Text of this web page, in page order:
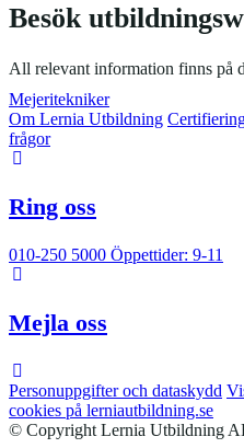
Besök
All relevant information finns på
Mejeritekniker
Om Lernia Utbildning
frågor
Ring oss
010-250 5000 Öppettider: 9-11
Mejla oss
Personuppgifter och dataskydd
cookies på lerniautbildning.se
© Copyright Lernia Utbildning